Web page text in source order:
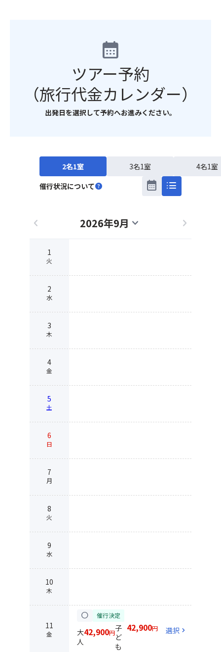
calendar_month
ツアー予約
（旅行代金カレンダー）
出発日を選択して予約へお進みください。
2名1室 3名1室
4名1室
催行状況についてhelp calendar_month list
chevron_left 2026年9月 expand_more chevron_right
1
火
2
水
3
木
4
金
5
土
6
日
7
月
8
火
9
水
10
木
11
金
circle 催行決定
大
人
42,900円子
ど
も
42,900円 選択 chevron_right